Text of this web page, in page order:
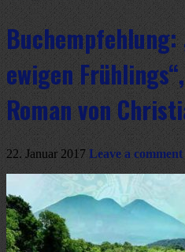
Buchempfehlung:
ewigen
Roman von
22. Januar 2017 Leave a comment